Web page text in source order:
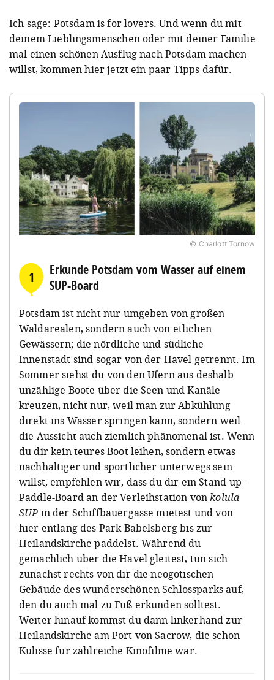
Ich sage: Potsdam is for lovers. Und wenn du mit
deinem Lieblingsmenschen oder mit deiner Familie
mal einen schönen Ausflug nach Potsdam machen
willst, kommen hier jetzt ein paar Tipps dafür.
© Charlott Tornow
1
Erkunde Potsdam vom Wasser auf einem
SUP-Board
Potsdam ist nicht nur umgeben von großen
Waldarealen, sondern auch von etlichen
Gewässern; die nördliche und südliche
Innenstadt sind sogar von der Havel getrennt. Im
Sommer siehst du von den Ufern aus deshalb
unzählige Boote über die Seen und Kanäle
kreuzen, nicht nur, weil man zur Abkühlung
direkt ins Wasser springen kann, sondern weil
die Aussicht auch ziemlich phänomenal ist. Wenn
du dir kein teures Boot leihen, sondern etwas
nachhaltiger und sportlicher unterwegs sein
willst, empfehlen wir, dass du dir ein Stand-up-
Paddle-Board an der Verleihstation vonkolula
SUP in der Schiffbauergasse mietest und von
hier entlang des Park Babelsberg bis zur
Heilandskirche paddelst. Während du
gemächlich über die Havel gleitest, tun sich
zunächst rechts von dir die neogotischen
Gebäude des wunderschönen Schlossparks auf,
den du auch mal zu Fuß erkunden solltest.
Weiter hinauf kommst du dann linkerhand zur
Heilandskirche am Port von Sacrow, die schon
Kulisse für zahlreiche Kinofilme war.